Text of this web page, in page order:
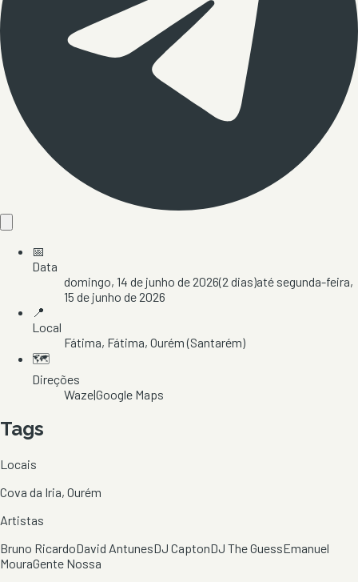
📅
Data
domingo, 14 de junho de 2026(2 dias)até segunda-feira,
15 de junho de 2026
📍
Local
Fátima, Fátima, Ourém(Santarém)
🗺️
Direções
Waze|Google Maps
Tags
Locais
Cova da Iria, Ourém
Artistas
Bruno RicardoDavid AntunesDJ CaptonDJ The GuessEmanuel
MouraGente Nossa